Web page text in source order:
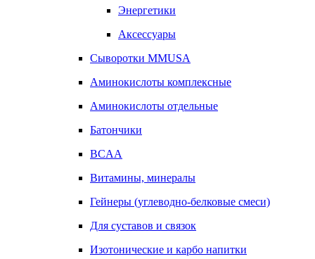
Энергетики
Аксессуары
Сыворотки MMUSA
Аминокислоты комплексные
Аминокислоты отдельные
Батончики
BCAA
Витамины, минералы
Гейнеры (углеводно-белковые смеси)
Для суставов и связок
Изотонические и карбо напитки